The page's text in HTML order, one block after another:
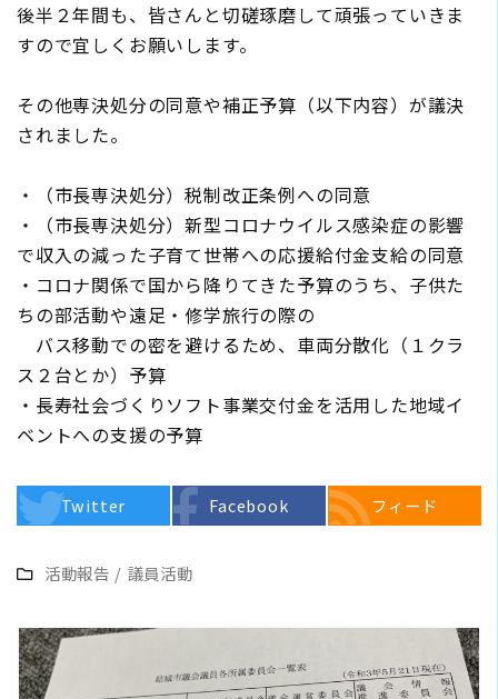
後半２年間も、皆さんと切磋琢磨して頑張っていきま
すので宜しくお願いします。
その他専決処分の同意や補正予算（以下内容）が議決
されました。
・（市長専決処分）税制改正条例への同意
・（市長専決処分）新型コロナウイルス感染症の影響
で収入の減った子育て世帯への応援給付金支給の同意
・コロナ関係で国から降りてきた予算のうち、子供た
ちの部活動や遠足・修学旅行の際の
バス移動での密を避けるため、車両分散化（１クラ
ス２台とか）予算
・長寿社会づくりソフト事業交付金を活用した地域イ
ベントへの支援の予算
Twitter Facebook フィード
活動報告 / 議員活動